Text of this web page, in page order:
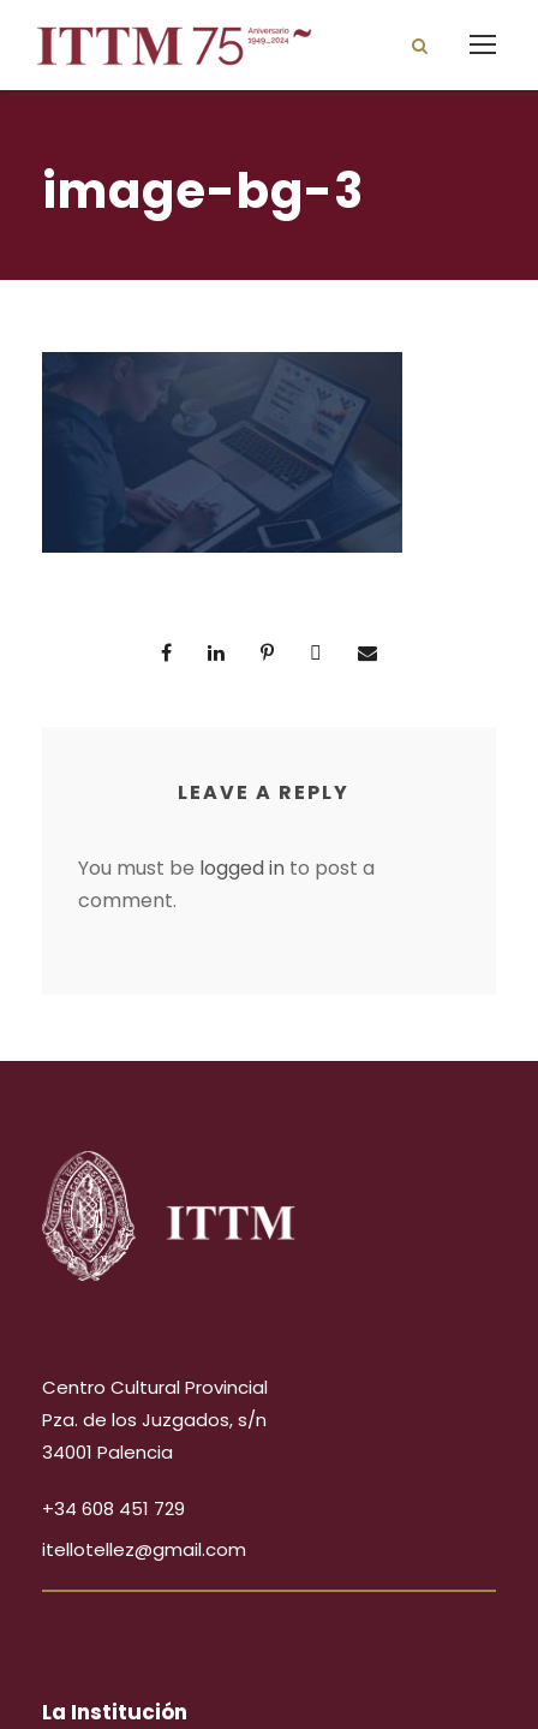
image-bg-3
LEAVE A REPLY
You must be logged in to post a
comment.
Centro Cultural Provincial
Pza. de los Juzgados, s/n
34001 Palencia
+34 608 451 729
itellotellez@gmail.com
La Institución